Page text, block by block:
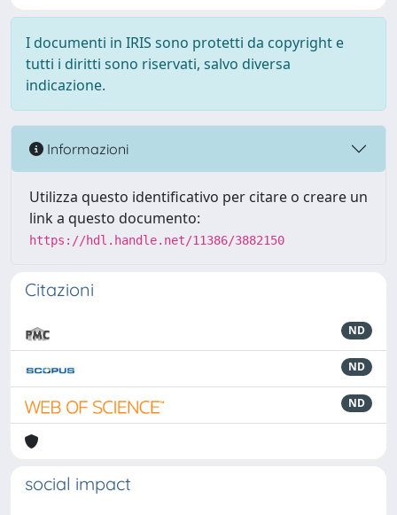
I documenti in IRIS sono protetti da copyright e
tutti i diritti sono riservati, salvo diversa
indicazione.
Informazioni
Utilizza questo identificativo per citare o creare un
link a questo documento:
https://hdl.handle.net/11386/3882150
Citazioni
ND
ND
ND
social impact